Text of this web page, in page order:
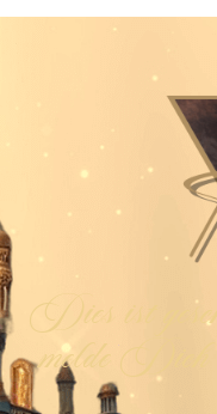
Dies ist
melde Dich